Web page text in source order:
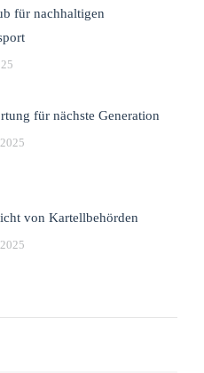
für nachhaltigen
für nächste Generation
von Kartellbehörden